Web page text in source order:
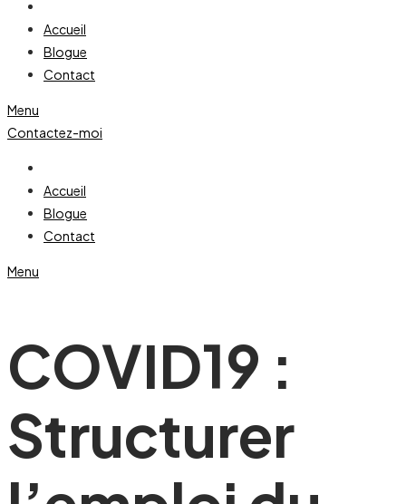
Accueil
Blogue
Contact
Menu
Contactez-moi
Accueil
Blogue
Contact
Menu
COVID19 :
Structurer